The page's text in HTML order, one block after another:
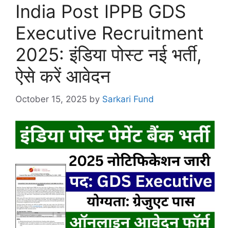
India Post IPPB GDS
Executive Recruitment
2025: इंडिया पोस्ट नई भर्ती,
ऐसे करें आवेदन
October 15, 2025 by Sarkari Fund